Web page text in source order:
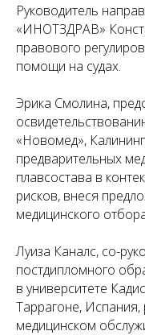
Руководитель
«ИНОТЗДРАВ»
правового
помощи на судах.
Эрика Смолина,
«Новомед»,
предварительных
плавсостава в
рисков, внеся
медицинского
Луиза Каналс, со-
постдипломного
в университете
Таррагоне, Испания,
медицинском